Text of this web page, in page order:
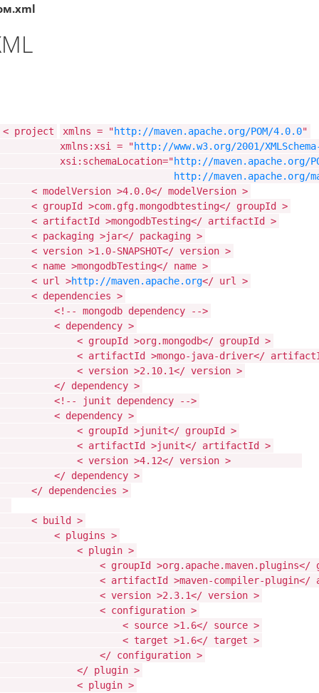
< project xmlns = "http://maven.apache.org/POM/4.0.0"
xmlns:xsi
= "http://www.w3.org/2001/
xsi:schemaLocation="http://maven.apache.org/
http://maven.apache.org/
< modelVersion >4.0.0</ modelVersion >
< groupId >com.gfg.mongodbtesting</ groupId
>
< artifactId >mongodbTesting</ artifactId
>
< packaging >jar</ packaging >
< version >1.0-SNAPSHOT</ version >
< name >mongodbTesting</ name >
< url >http://maven.apache.org</ url
>
< dependencies >
<!-- mongodb dependency -->
< dependency >
< groupId >org.mongodb</ groupId
>
< artifactId >mongo-java-driver</
< version >2.10.1</ version >
</ dependency >
<!-- junit dependency -->
< dependency >
< groupId >junit</ groupId
>
< artifactId >junit</ artifactId
>
< version >4.12</ version >
</ dependency >
</ dependencies >
< build
>
< plugins >
< plugin >
< groupId >org.apache.maven.plugins</
< artifactId >maven-compiler-plugin</
< version >2.3.1</ version >
< configuration >
< source >1.6</ source >
< target >1.6</ target >
</ configuration >
</ plugin >
< plugin >